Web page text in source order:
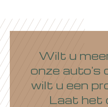
Wilt u
onze auto's
wilt u een
Laat het